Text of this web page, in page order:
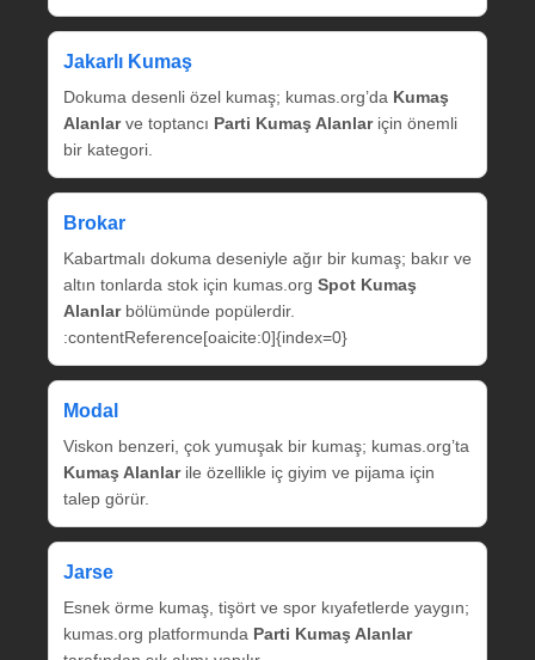
Jakarlı Kumaş
Dokuma desenli özel kumaş; kumas.org’da Kumaş
Alanlarve toptancı Parti Kumaş Alanlariçin önemli
bir kategori.
Brokar
Kabartmalı dokuma deseniyle ağır bir kumaş; bakır ve
altın tonlarda stok için kumas.org Spot Kumaş
Alanlarbölümünde popülerdir.
:contentReference[oaicite:0]{index=0}
Modal
Viskon benzeri, çok yumuşak bir kumaş; kumas.org’ta
Kumaş Alanlarile özellikle iç giyim ve pijama için
talep görür.
Jarse
Esnek örme kumaş, tişört ve spor kıyafetlerde yaygın;
kumas.org platformunda Parti Kumaş Alanlar